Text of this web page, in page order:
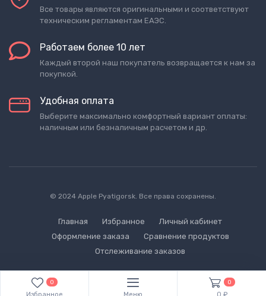
Все товары являются оригинальными и соответствуют
техническим регламентам ЕАЭС.
Работаем более 10 лет
Каждый второй наш покупатель возвращается к нам за
покупкой.
Удобная оплата
Выберите максимально комфортный вариант оплаты:
наличным или безналичным расчетом и др.
© 2024 Apple Pyatigorsk. Все права сохранены.
Главная Избранное
Личный кабинет
Оформление заказа
Сравнение продуктов
Отслеживание заказов
0 0